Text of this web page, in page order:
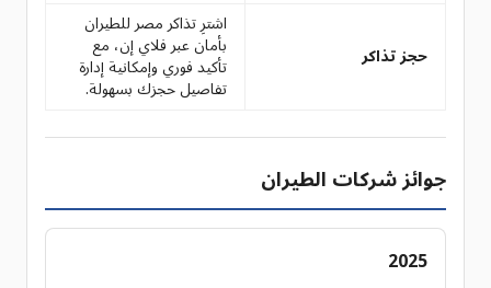
حجز تذاكر
اشترِ تذاكر مصر للطيران
بأمان عبر فلاي إن، مع
تأكيد فوري وإمكانية إدارة
تفاصيل حجزك بسهولة.
جوائز شركات الطيران
2025